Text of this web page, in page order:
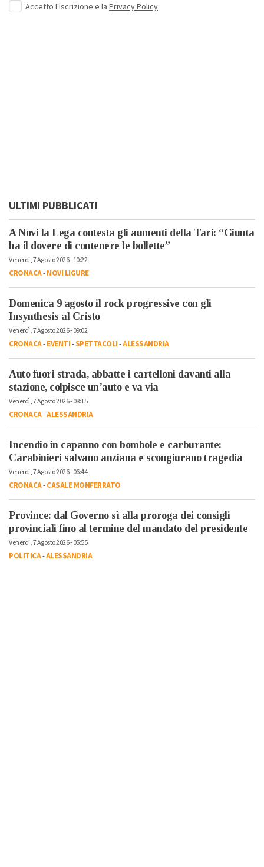
Accetto l'iscrizione e la Privacy Policy
ULTIMI PUBBLICATI
A Novi la Lega contesta gli aumenti della Tari: “Giunta
ha il dovere di contenere le bollette”
Venerdì, 7 Agosto 2026 - 10:22
CRONACA-NOVI LIGURE
Domenica 9 agosto il rock progressive con gli
Insynthesis al Cristo
Venerdì, 7 Agosto 2026 - 09:02
CRONACA-EVENTI-SPETTACOLI-ALESSANDRIA
Auto fuori strada, abbatte i cartelloni davanti alla
stazione, colpisce un’auto e va via
Venerdì, 7 Agosto 2026 - 08:15
CRONACA-ALESSANDRIA
Incendio in capanno con bombole e carburante:
Carabinieri salvano anziana e scongiurano tragedia
Venerdì, 7 Agosto 2026 - 06:44
CRONACA-CASALE MONFERRATO
Province: dal Governo sì alla proroga dei consigli
provinciali fino al termine del mandato del presidente
Venerdì, 7 Agosto 2026 - 05:55
POLITICA-ALESSANDRIA